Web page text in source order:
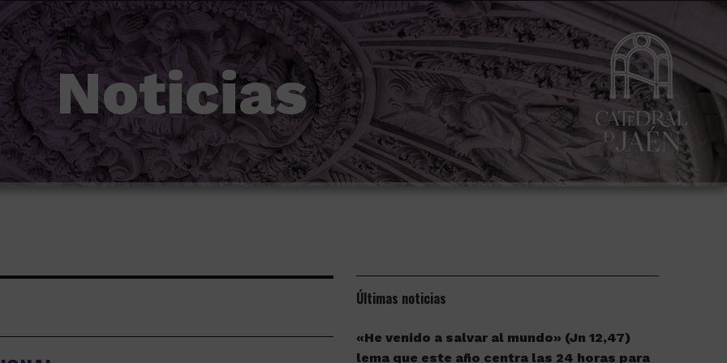
Noticias
Últimas noticias
«He venido a salvar al mundo» (Jn 12,47)
lema que este año centra las 24 horas para